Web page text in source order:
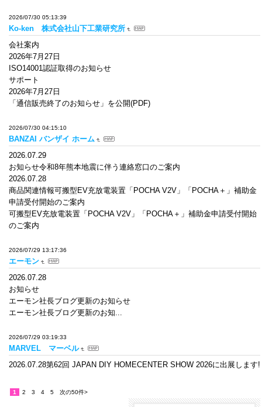
2026/07/30 05:13:39
Ko-ken 株式会社山下工業研究所
会社案内
2026年7月27日
ISO14001認証取得のお知らせ
サポート
2026年7月27日
「通信販売終了のお知らせ」を公開(PDF)
2026/07/30 04:15:10
BANZAI バンザイ ホーム
2026.07.29
お知らせ令和8年熊本地震に伴う連絡窓口のご案内
2026.07.28
商品関連情報可搬型EV充放電装置「POCHA V2V」「POCHA＋」補助金
申請受付開始のご案内
可搬型EV充放電装置「POCHA V2V」「POCHA＋」補助金申請受付開始
のご案内
2026/07/29 13:17:36
エーモン
2026.07.28
お知らせ
エーモン社長ブログ更新のお知らせ
エーモン社長ブログ更新のお知...
2026/07/29 03:19:33
MARVEL マーベル
2026.07.28第62回 JAPAN DIY HOMECENTER SHOW 2026に出展します!
1 2 3 4 5 次の50件>